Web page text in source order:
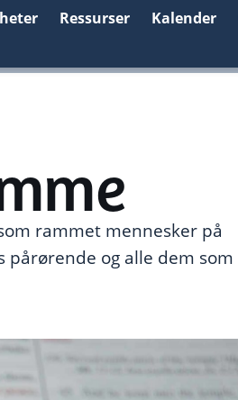
Ressurser Kalender
rammet mennesker på
pårørende og alle dem som